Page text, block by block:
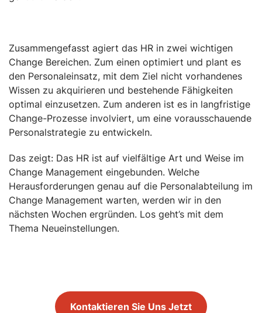
Zusammengefasst agiert das HR in zwei wichtigen
Change Bereichen. Zum einen optimiert und plant es
den Personaleinsatz, mit dem Ziel nicht vorhandenes
Wissen zu akquirieren und bestehende Fähigkeiten
optimal einzusetzen. Zum anderen ist es in langfristige
Change-Prozesse involviert, um eine vorausschauende
Personalstrategie zu entwickeln.
Das zeigt: Das HR ist auf vielfältige Art und Weise im
Change Management eingebunden. Welche
Herausforderungen genau auf die Personalabteilung im
Change Management warten, werden wir in den
nächsten Wochen ergründen. Los geht’s mit dem
Thema Neueinstellungen.
Kontaktieren Sie Uns Jetzt